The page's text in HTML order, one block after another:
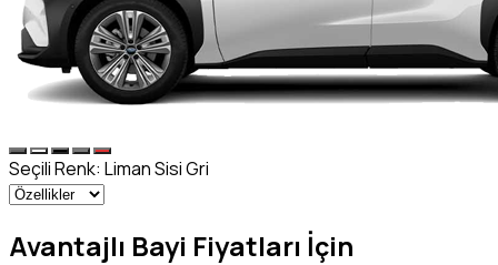
Seçili Renk: Liman Sisi Gri
Avantajlı Bayi Fiyatları İçin